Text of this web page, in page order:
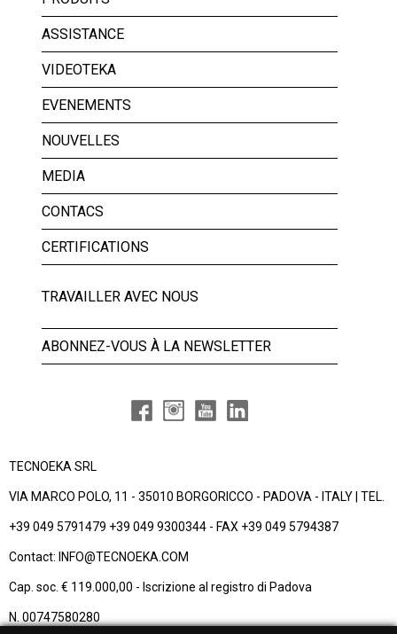
ASSISTANCE
VIDEOTEKA
EVENEMENTS
NOUVELLES
MEDIA
CONTACS
CERTIFICATIONS
TRAVAILLER AVEC NOUS
ABONNEZ-VOUS À LA NEWSLETTER
TECNOEKA SRL
VIA MARCO POLO, 11 - 35010 BORGORICCO - PADOVA - ITALY | TEL.
+39 049 5791479 +39 049 9300344 - FAX +39 049 5794387
Contact: INFO@TECNOEKA.COM
Cap. soc. € 119.000,00 - Iscrizione al registro di Padova
N. 00747580280